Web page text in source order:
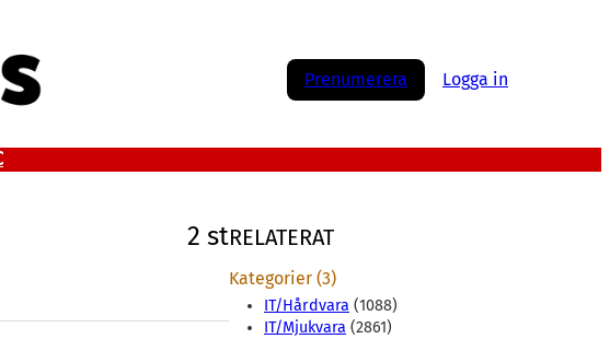
Prenumerera Logga in
2 stRELATERAT
Kategorier (3)
IT/Hårdvara (1088)
IT/Mjukvara (2861)